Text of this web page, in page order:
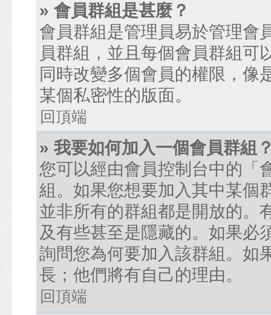
» 會員群組是甚麼？
會員群組是管理員易於管理會
員群組，並且每個會員群組可
同時改變多個會員的權限，像
某個私密性的版面。
回頂端
» 我要如何加入一個會員群組
您可以經由會員控制台中的「
組。如果您想要加入其中某個
並非所有的群組都是開放的。
及有些甚至是隱藏的。如果必
詢問您為何要加入該群組。如
長；他們將有自己的理由。
回頂端